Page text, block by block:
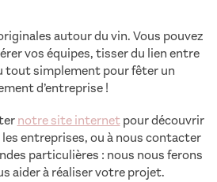
autour du vin. Vous pouvez
vos équipes, tisser du lien entre
tout simplement pour fêter un
d’entreprise !
notre site internetpour découvrir
entreprises, ou à nous contacter
particulières : nous nous ferons
aider à réaliser votre projet.